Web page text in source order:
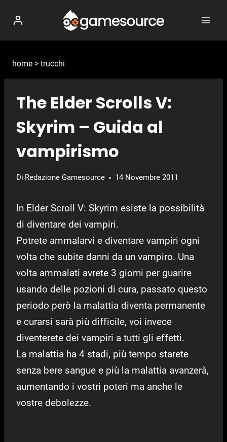
contenuto
home > trucchi
The Elder Scrolls V:
Skyrim – Guida al
vampirismo
Di Redazione Gamesource 14 Novembre 2011
In Elder Scroll V: Skyrim esiste la possibilità
di diventare dei vampiri.
Potrete ammalarvi e diventare vampiri ogni
volta che subite danni da un vampiro. Una
volta ammalati avrete 3 giorni per guarire
usando delle pozioni di cura, passato questo
periodo però la malattia diventa permanente
e curarsi sarà più difficile, voi invece
diventerete dei vampiri a tutti gli effetti.
La malattia ha 4 stadi, più tempo starete
senza bere sangue e più la malattia avanzerà,
aumentando i vostri poteri ma anche le
vostre debolezze.